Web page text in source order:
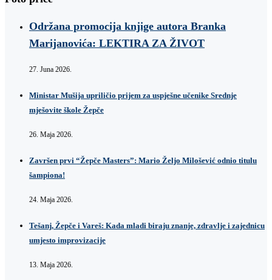
Održana promocija knjige autora Branka
Marijanovića: LEKTIRA ZA ŽIVOT
27. Juna 2026.
Ministar Mušija upriličio prijem za uspješne učenike Srednje
mješovite škole Žepče
26. Maja 2026.
Završen prvi “Žepče Masters”: Mario Željo Milošević odnio titulu
šampiona!
24. Maja 2026.
Tešanj, Žepče i Vareš: Kada mladi biraju znanje, zdravlje i zajednicu
umjesto improvizacije
13. Maja 2026.